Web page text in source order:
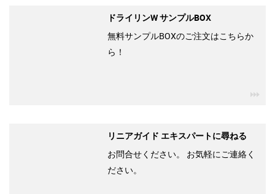
ドライリンW サンプルBOX
無料サンプルBOXのご注文はこちらか
ら！
リニアガイド エキスパートに尋ねる
お問合せください。 お気軽にご連絡く
ださい。